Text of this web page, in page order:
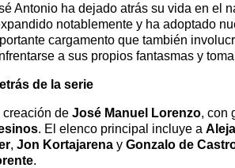
Antonio ha dejado atrás su vida en el
notablemente y ha adoptado
cargamento que también
a sus propios fantasmas y
de la serie
creación de José Manuel Lorenzo, con
. El elenco principal incluye a
, Jon Kortajarena y Gonzalo de
.